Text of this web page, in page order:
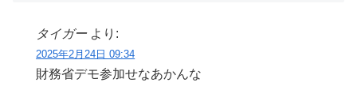
タイガー より:
2025年2月24日 09:34
財務省デモ参加せなあかんな